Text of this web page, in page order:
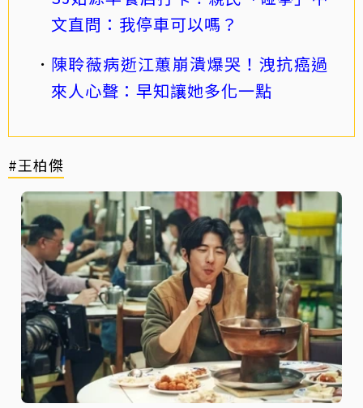
文直問：我停車可以嗎？
陳聆薇病逝江蕙崩潰爆哭！洩抗癌過
來人心聲：早知讓她多化一點
#王柏傑